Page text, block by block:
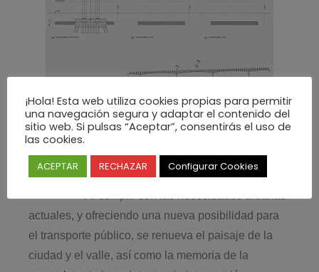
El viaducto es una infraestructura
bien integrada en el paisaje y dentro de la ciudad.
actuales, y ofreciendo una nueva posibilidad para
el transporte público, se renueva el paisaje de la
ciudad y el valle, así como la memoria de la
¡Hola! Esta web utiliza cookies propias para permitir
una navegación segura y adaptar el contenido del
sitio web. Si pulsas “Aceptar”, consentirás el uso de
las cookies.
ACEPTAR RECHAZAR Configurar Cookies